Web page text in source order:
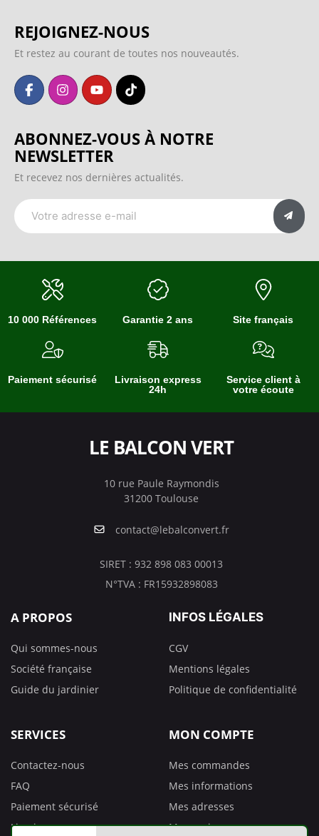
REJOIGNEZ-NOUS
Et restez au courant de toutes nos nouveautés.
ABONNEZ-VOUS À NOTRE
NEWSLETTER
Et recevez nos dernières actualités.
10 000 Références Garantie 2 ans Site français
Paiement sécurisé
Livraison express
24h
Service client à
votre écoute
LE BALCON VERT
10 rue Paule Raymondis
31200 Toulouse
contact@lebalconvert.fr
SIRET : 932 898 083 00013
N°TVA : FR15932898083
A PROPOS
Qui sommes-nous
Société française
Guide du jardinier
INFOS LÉGALES
CGV
Mentions légales
Politique de confidentialité
SERVICES
Contactez-nous
FAQ
Paiement sécurisé
Livraison
MON COMPTE
Mes commandes
Mes informations
Mes adresses
Mes avoirs